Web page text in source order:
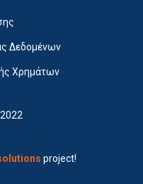
Δεδομένων
Χρημάτων
project!